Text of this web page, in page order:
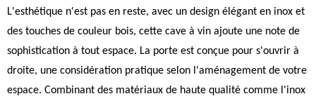
L'esthétique n'est pas en reste, avec un design élégant en inox et
des touches de couleur bois, cette cave à vin ajoute une note de
sophistication à tout espace. La porte est conçue pour s'ouvrir à
droite, une considération pratique selon l'aménagement de votre
espace. Combinant des matériaux de haute qualité comme l'inox